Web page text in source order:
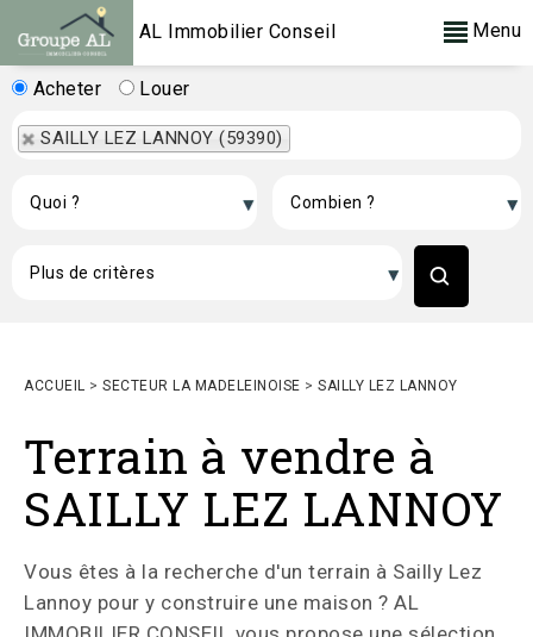
AL Immobilier Conseil Menu
Acheter Louer
SAILLY LEZ LANNOY (59390)
ACCUEIL > SECTEUR LA MADELEINOISE > SAILLY LEZ LANNOY
Terrain à vendre à
SAILLY LEZ LANNOY
Vous êtes à la recherche d'un terrain à Sailly Lez
Lannoy pour y construire une maison ? AL